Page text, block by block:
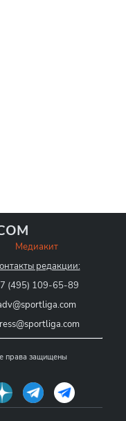
Медиакит
редакции:
(495) 109-65-89
права защищены